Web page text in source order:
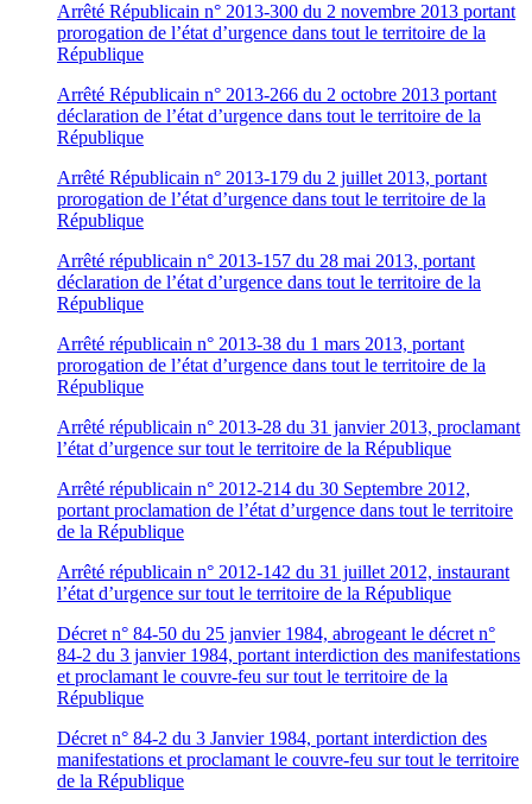
Arrêté Républicain n° 2013-300 du 2 novembre 2013 portant
prorogation de l’état d’urgence dans tout le territoire de la
République
Arrêté Républicain n° 2013-266 du 2 octobre 2013 portant
déclaration de l’état d’urgence dans tout le territoire de la
République
Arrêté Républicain n° 2013-179 du 2 juillet 2013, portant
prorogation de l’état d’urgence dans tout le territoire de la
République
Arrêté républicain n° 2013-157 du 28 mai 2013, portant
déclaration de l’état d’urgence dans tout le territoire de la
République
Arrêté républicain n° 2013-38 du 1 mars 2013, portant
prorogation de l’état d’urgence dans tout le territoire de la
République
Arrêté républicain n° 2013-28 du 31 janvier 2013, proclamant
l’état d’urgence sur tout le territoire de la République
Arrêté républicain n° 2012-214 du 30 Septembre 2012,
portant proclamation de l’état d’urgence dans tout le territoire
de la République
Arrêté républicain n° 2012-142 du 31 juillet 2012, instaurant
l’état d’urgence sur tout le territoire de la République
Décret n° 84-50 du 25 janvier 1984, abrogeant le décret n°
84-2 du 3 janvier 1984, portant interdiction des manifestations
et proclamant le couvre-feu sur tout le territoire de la
République
Décret n° 84-2 du 3 Janvier 1984, portant interdiction des
manifestations et proclamant le couvre-feu sur tout le territoire
de la République